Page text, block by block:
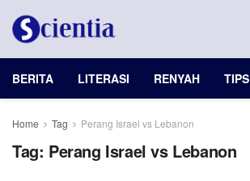
BERITA LITERASI RENYAH TIPS
Home Tag Perang Israel vs Lebanon
Tag: Perang Israel vs Lebanon